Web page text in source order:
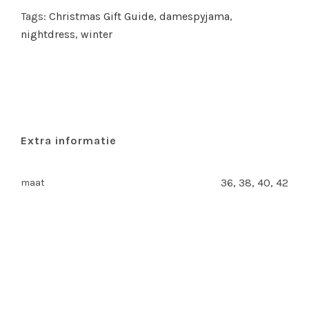
Tags: Christmas Gift Guide, damespyjama,
nightdress, winter
Extra informatie
maat 36, 38, 40, 42